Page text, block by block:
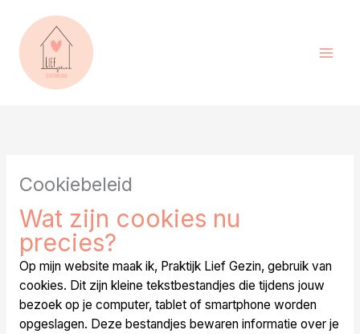
inhoud
Cookiebeleid
Wat zijn cookies nu
precies?
Op mijn website maak ik, Praktijk Lief Gezin, gebruik van
cookies. Dit zijn kleine tekstbestandjes die tijdens jouw
bezoek op je computer, tablet of smartphone worden
opgeslagen. Deze bestandjes bewaren informatie over je